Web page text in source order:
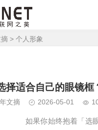
> 个人形象
择适合自己的眼镜框
文摘 2026-05-01
如果你始终抱着「选